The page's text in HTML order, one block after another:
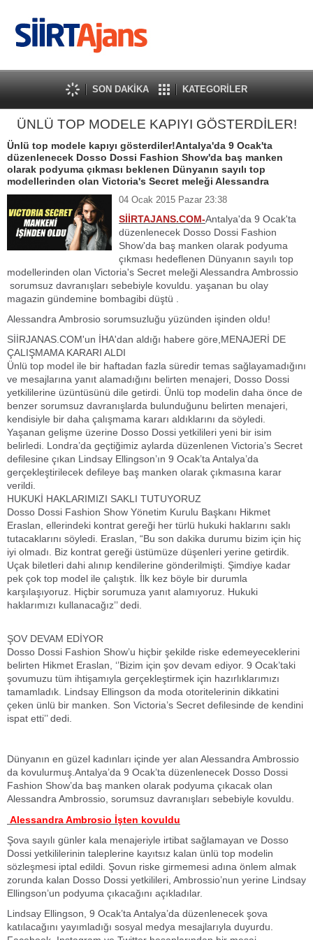
SON DAKİKA KATEGORİLER
ÜNLÜ TOP MODELE KAPIYI GÖSTERDİLER!
Ünlü top modele kapıyı gösterdiler!Antalya'da 9 Ocak'ta
düzenlenecek Dosso Dossi Fashion Show'da baş manken
olarak podyuma çıkması beklenen Dünyanın sayılı top
modellerinden olan Victoria's Secret meleği Alessandra
04 Ocak 2015 Pazar 23:38
SİİRTAJANS.COM-Antalya'da 9 Ocak'ta
düzenlenecek Dosso Dossi Fashion
Show'da baş manken olarak podyuma
çıkması hedeflenen Dünyanın sayılı top
modellerinden olan Victoria's Secret meleği Alessandra Ambrossio
sorumsuz davranışları sebebiyle kovuldu. yaşanan bu olay
magazin gündemine bombagibi düştü .
Alessandra Ambrosio sorumsuzluğu yüzünden işinden oldu!
SİİRJANAS.COM'un İHA'dan aldığı habere göre,MENAJERİ DE
ÇALIŞMAMA KARARI ALDI
Ünlü top model ile bir haftadan fazla süredir temas sağlayamadığını
ve mesajlarına yanıt alamadığını belirten menajeri, Dosso Dossi
yetkililerine üzüntüsünü dile getirdi. Ünlü top modelin daha önce de
benzer sorumsuz davranışlarda bulunduğunu belirten menajeri,
kendisiyle bir daha çalışmama kararı aldıklarını da söyledi.
Yaşanan gelişme üzerine Dosso Dossi yetkilileri yeni bir isim
belirledi. Londra’da geçtiğimiz aylarda düzenlenen Victoria’s Secret
defilesine çıkan Lindsay Ellingson’ın 9 Ocak’ta Antalya’da
gerçekleştirilecek defileye baş manken olarak çıkmasına karar
verildi.
HUKUKİ HAKLARIMIZI SAKLI TUTUYORUZ
Dosso Dossi Fashion Show Yönetim Kurulu Başkanı Hikmet
Eraslan, ellerindeki kontrat gereği her türlü hukuki haklarını saklı
tutacaklarını söyledi. Eraslan, “Bu son dakika durumu bizim için hiç
iyi olmadı. Biz kontrat gereği üstümüze düşenleri yerine getirdik.
Uçak biletleri dahi alınıp kendilerine gönderilmişti. Şimdiye kadar
pek çok top model ile çalıştık. İlk kez böyle bir durumla
karşılaşıyoruz. Hiçbir sorumuza yanıt alamıyoruz. Hukuki
haklarımızı kullanacağız’’ dedi.
ŞOV DEVAM EDİYOR
Dosso Dossi Fashion Show’u hiçbir şekilde riske edemeyeceklerini
belirten Hikmet Eraslan, ‘’Bizim için şov devam ediyor. 9 Ocak’taki
şovumuzu tüm ihtişamıyla gerçekleştirmek için hazırlıklarımızı
tamamladık. Lindsay Ellingson da moda otoritelerinin dikkatini
çeken ünlü bir manken. Son Victoria’s Secret defilesinde de kendini
ispat etti’’ dedi.
Dünyanın en güzel kadınları içinde yer alan Alessandra Ambrossio
da kovulurmuş.Antalya’da 9 Ocak’ta düzenlenecek Dosso Dossi
Fashion Show’da baş manken olarak podyuma çıkacak olan
Alessandra Ambrossio, sorumsuz davranışları sebebiyle kovuldu.
Alessandra Ambrosio İşten kovuldu
Şova sayılı günler kala menajeriyle irtibat sağlamayan ve Dosso
Dossi yetkililerinin taleplerine kayıtsız kalan ünlü top modelin
sözleşmesi iptal edildi. Şovun riske girmemesi adına önlem almak
zorunda kalan Dosso Dossi yetkilileri, Ambrossio’nun yerine Lindsay
Ellingson’un podyuma çıkacağını açıkladılar.
Lindsay Ellingson, 9 Ocak’ta Antalya’da düzenlenecek şova
katılacağını yayımladığı sosyal medya mesajlarıyla duyurdu.